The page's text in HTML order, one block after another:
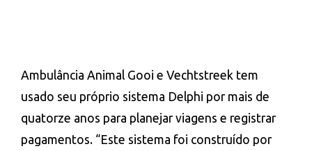
Ambulância Animal Gooi e Vechtstreek tem
usado seu próprio sistema Delphi por mais de
quatorze anos para planejar viagens e registrar
pagamentos. “Este sistema foi construído por